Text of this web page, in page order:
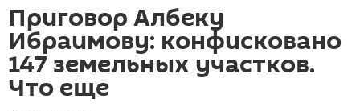
Приговор Албеку
Ибраимову: конфисковано
147 земельных участков.
Что еще